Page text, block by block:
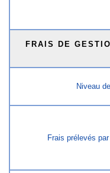
FRAIS DE
Niveau
Frais prélevés